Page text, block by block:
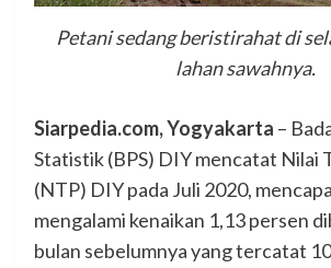
Petani sedang beristirahat di
lahan sawahnya.
Siarpedia.com, Yogyakarta –
Statistik (BPS) DIY mencatat Nilai
(NTP) DIY pada Juli 2020,
mengalami kenaikan 1,13 persen
bulan sebelumnya yang tercatat